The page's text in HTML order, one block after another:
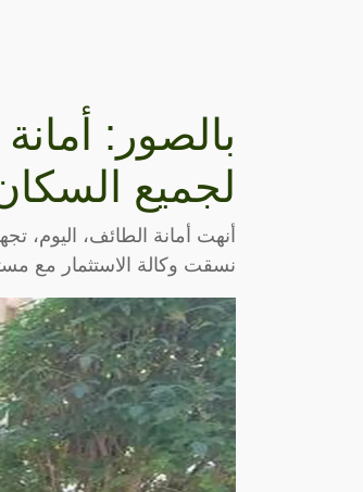
بالصور:
لجميع
نسقت وكالة الاستثمار مع